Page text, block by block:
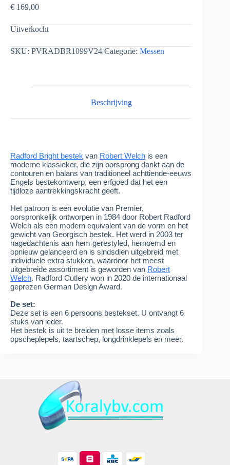
€ 169,00
Uitverkocht
SKU: PVRADBR1099V24 Categorie: Messen
Beschrijving
Radford Bright bestek van Robert Welch is een
moderne klassieker, die zijn oorsprong dankt aan de
contouren en balans van traditioneel achttiende-eeuws
Engels bestekontwerp, een erfgoed dat het een
tijdloze aantrekkingskracht geeft.
Het patroon is een evolutie van Premier,
oorspronkelijk ontworpen in 1984 door Robert Radford
Welch als een modern equivalent van de vorm en het
gewicht van Georgisch bestek. Het werd in 2003 ter
nagedachtenis aan hem gerestyled, hernoemd en
opnieuw gelanceerd en is sindsdien uitgebreid met
individuele extra stukken, waardoor het meest
uitgebreide assortiment is geworden van Robert
Welch. Radford Cutlery won in 2020 de internationaal
geprezen German Design Award.
De set:
Deze set is een 6 persoons bestekset. U ontvangt 6
stuks van ieder.
Het bestek is uit te breiden met losse items zoals
opscheplepels, taartschep, longdrinklepels en meer.